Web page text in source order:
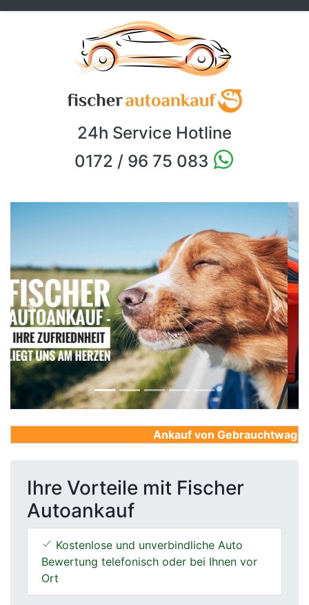
24h Service Hotline
0172 / 96 75 083
Previous Next
Ankauf von
Ihre Vorteile mit Fischer
Autoankauf
Kostenlose und unverbindliche Auto
Bewertung telefonisch oder bei Ihnen vor
Ort